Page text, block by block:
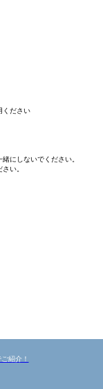
ください
にしないでください。
い。
紹介！